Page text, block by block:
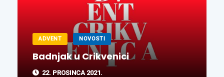
ADVENT NOVOSTI
Badnjak u Crikvenici
22. PROSINCA 2021.